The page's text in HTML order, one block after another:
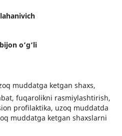
o‘g‘li
muddatga ketgan shaxs,
fuqarolikni rasmiylashtirish,
profilaktika, uzoq muddatda
muddatga ketgan shaxslarni